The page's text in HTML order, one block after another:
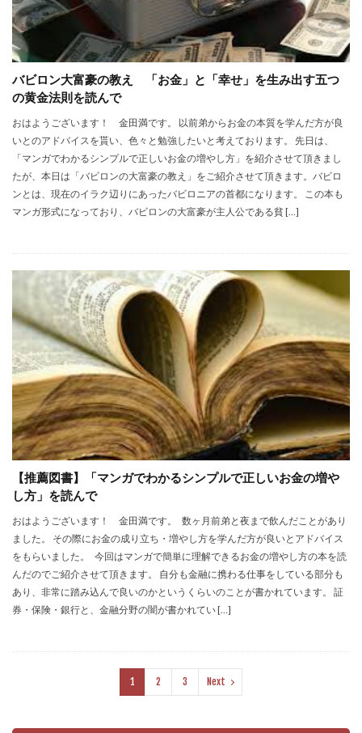
バビロン大富豪の教え 「お金」と「幸せ」を生み出す五つ
の黄金法則を読んで
おはようございます！ 金田満です。 以前弟からお金の本質を学んだ方が良
いとのアドバイスを貰い、色々と勉強したいと考えております。 先日は、
「マンガでわかるシンプルで正しいお金の増やし方」を紹介させて頂きまし
たが、本日は「バビロンの大富豪の教え」をご紹介させて頂きます。バビロ
ンとは、現在のイラク辺りにあったバビロニアの首都になります。 この本も
マンガ形式になっており、バビロンの大富豪が主人公である貧 […]
【推薦図書】「マンガでわかるシンプルで正しいお金の増や
し方」を読んで
おはようございます！ 金田満です。 数ヶ月前弟と夜まで飲んだことがあり
ました。 その際にお金の成り立ち・増やし方を学んだ方が良いとアドバイス
をもらいました。 今回はマンガで簡単に理解できるお金の増やし方の本を読
んだのでご紹介させて頂きます。 自分も金融に携わる仕事をしている部分も
あり、非常に踏み込んで良いのかというくらいのことが書かれています。 証
券・保険・銀行と、金融分野の闇が書かれてい […]
1 2 3 Next